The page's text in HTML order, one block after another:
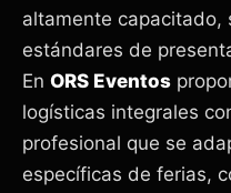
altamente capacitado,
estándares de
En ORS Eventos
logísticas integrales
profesional que se
específicas de ferias,